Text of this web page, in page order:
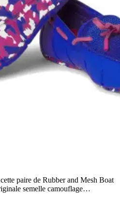
paire de Rubber and Mesh Boat
semelle camouflage…